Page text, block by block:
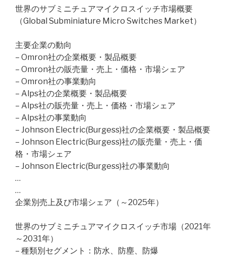
世界のサブミニチュアマイクロスイッチ市場概要
（Global Subminiature Micro Switches Market）
主要企業の動向
– Omron社の企業概要・製品概要
– Omron社の販売量・売上・価格・市場シェア
– Omron社の事業動向
– Alps社の企業概要・製品概要
– Alps社の販売量・売上・価格・市場シェア
– Alps社の事業動向
– Johnson Electric(Burgess)社の企業概要・製品概要
– Johnson Electric(Burgess)社の販売量・売上・価
格・市場シェア
– Johnson Electric(Burgess)社の事業動向
…
…
企業別売上及び市場シェア（～2025年）
世界のサブミニチュアマイクロスイッチ市場（2021年
～2031年）
– 種類別セグメント：防水、防塵、防爆